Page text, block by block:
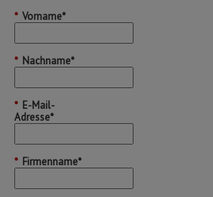
* Vorname*
* Nachname*
* E-Mail-
Adresse*
* Firmenname*